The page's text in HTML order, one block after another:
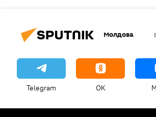
Молдова
Telegram OK